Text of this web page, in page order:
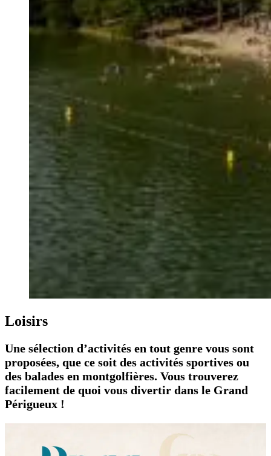
Loisirs
Une sélection d’activités en tout genre vous sont
proposées, que ce soit des activités sportives ou
des balades en montgolfières. Vous trouverez
facilement de quoi vous divertir dans le Grand
Périgueux !